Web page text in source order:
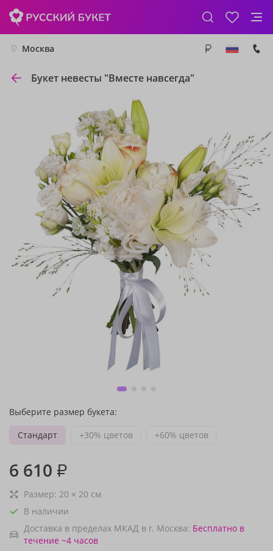
Москва
Букет невесты "Вместе навсегда"
Выберите размер букета:
Стандарт
+30% цветов +60% цветов
6 610 ₽
Размер: 20 × 20 см
В наличии
Доставка в пределах МКАД в г. Москва: Бесплатно в
течение ~4 часов